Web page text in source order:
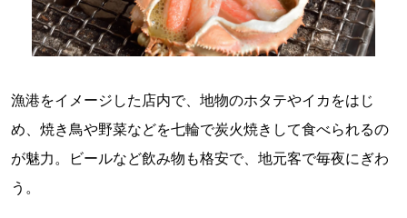
漁港をイメージした店内で、地物のホタテやイカをはじ
め、焼き鳥や野菜などを七輪で炭火焼きして食べられるの
が魅力。ビールなど飲み物も格安で、地元客で毎夜にぎわ
う。